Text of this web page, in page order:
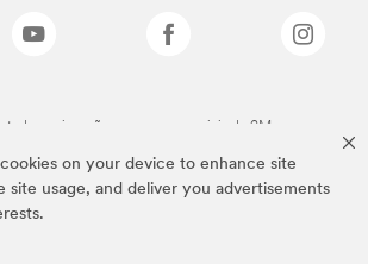
on your device to enhance site
site usage, and deliver you advertisements
a cima são marcas comerciais da 3M.